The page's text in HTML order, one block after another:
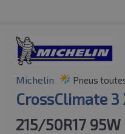
Michelin Pneus
CrossClimate 3
215/50R17 95W